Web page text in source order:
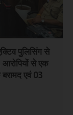
पुलिसिंग से
आरोपियों से एक
एवं 03